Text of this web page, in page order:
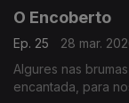
O Encoberto
Ep. 25
28 mar.
Algures nas
encantada, para